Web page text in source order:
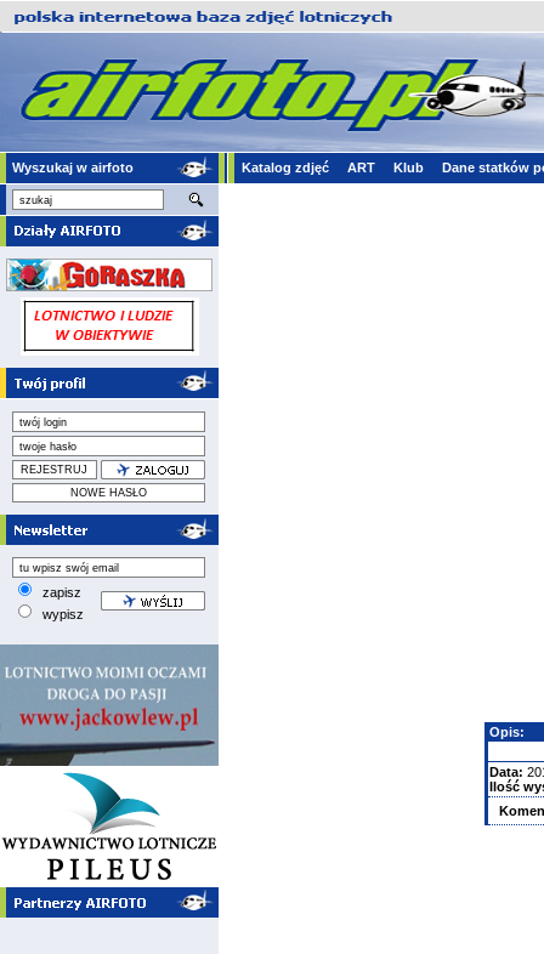
Wyszukaj w airfoto Katalog zdjęć ART Klub Dane statków
zapisz
wypisz
Opis:
Data:
Ilość